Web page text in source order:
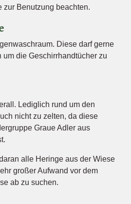
zur Benutzung beachten.
Diese darf gerne
um die Geschirrhandtücher zu
Lediglich rund um den
nicht zu zelten, da diese
Graue Adler aus
alle Heringe aus der Wiese
großer Aufwand vor dem
ab zu suchen.